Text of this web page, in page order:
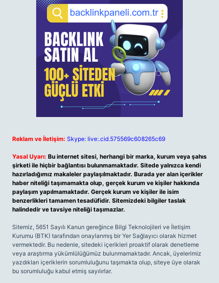
Reklam ve İletişim: Skype: live:.cid.575569c608265c69
Yasal Uyarı: Bu internet sitesi, herhangi bir marka, kurum veya şahıs
şirketi ile hiçbir bağlantısı bulunmamaktadır. Sitede yalnızca kendi
hazırladığımız makaleler paylaşılmaktadır. Burada yer alan içerikler
haber niteliği taşımamakta olup, gerçek kurum ve kişiler hakkında
paylaşım yapılmamaktadır. Gerçek kurum ve kişiler ile isim
benzerlikleri tamamen tesadüfidir. Sitemizdeki bilgiler taslak
halindedir ve tavsiye niteliği taşımazlar.
Sitemiz, 5651 Sayılı Kanun gereğince Bilgi Teknolojileri ve İletişim
Kurumu (BTK) tarafından onaylanmış bir Yer Sağlayıcı olarak hizmet
vermektedir. Bu nedenle, sitedeki içerikleri proaktif olarak denetleme
veya araştırma yükümlülüğümüz bulunmamaktadır. Ancak, üyelerimiz
yazdıkları içeriklerin sorumluluğunu taşımakta olup, siteye üye olarak
bu sorumluluğu kabul etmiş sayılırlar.